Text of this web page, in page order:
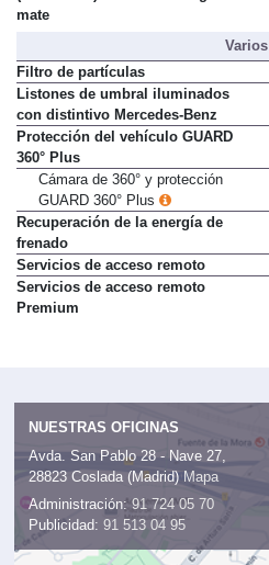
(245/35 R19) de 5 radios negro
Varios
Filtro de partículas
Listones de umbral iluminados
con distintivo Mercedes-Benz
Protección del vehículo GUARD
360° Plus
Cámara de 360° y protección
GUARD 360° Plus
Recuperación de la energía de
frenado
Servicios de acceso remoto
Servicios de acceso remoto
NUESTRAS OFICINAS
Avda. San Pablo 28 - Nave 27,
28823 Coslada (Madrid)Mapa
Administración:91 724 05 70
Publicidad: